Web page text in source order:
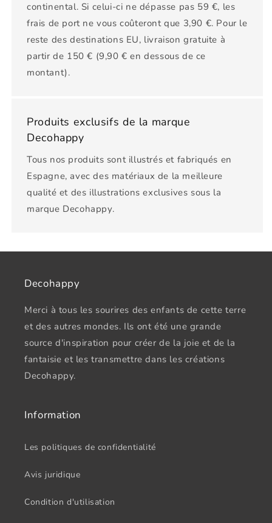
continental. Si celui-ci ne dépasse pas 59 €, les
frais de port ne vous coûteront que 3,90 €. Pour le
reste des destinations EU, livraison gratuite à
partir de 150 € (9,90 € en dessous de ce
montant).
Produits exclusifs de la marque
Decohappy
Tous nos produits sont illustrés et fabriqués en
Espagne, avec des matériaux de la meilleure
qualité et des illustrations exclusives sous la
marque Decohappy.
Decohappy
Merci à tous les sourires des enfants de cette terre
et des autres mondes. Ils ont été une grande
source d'inspiration pour créer de la joie et de la
fantaisie et les transmettre dans les créations
Decohappy.
Information
Les politiques de confidentialité
Avis juridique
Condition d'utilisation